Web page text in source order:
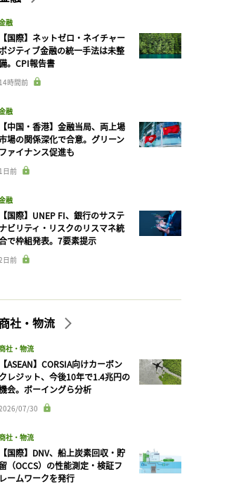
融
【国際】ネットゼロ・ネイチャー
ジティブ金融の統一手法は未整
。CPI報告書
14時間前
融
【中国・香港】金融当局、両上場
場の関係深化で合意。グリーン
ファイナンス促進も
1日前
融
【国際】UNEP FI、銀行のサステ
ナビリティ・リスクのリスマネ統
で枠組発表。7要素提示
日前
商社・物流
社・物流
【ASEAN】CORSIA向けカーボン
クレジット、今後10年で1.4兆円の
会。ボーイングら分析
07/30
社・物流
【国際】DNV、船上炭素回収・貯
（OCCS）の性能測定・検証フ
レームワークを発行